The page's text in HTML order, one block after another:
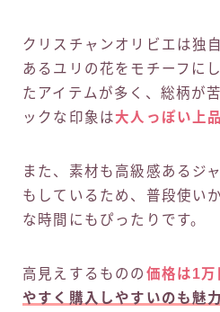
クリスチャンオリビエは独
あるユリの花をモチーフに
たアイテムが多く、総柄が
ックな印象は大人っぽい上
また、素材も高級感あるジ
もしているため、普段使い
な時間にもぴったりです。
高見えするものの 価格は1万
やすく購入しやすいのも魅